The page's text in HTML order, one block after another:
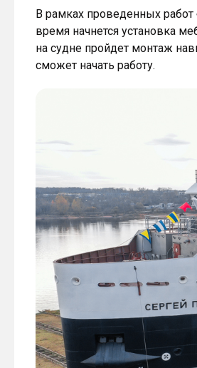
В рамках проведенных
время начнется установка
на судне пройдет монтаж
сможет начать работу.